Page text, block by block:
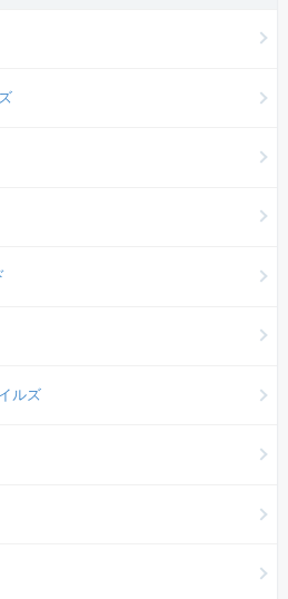
ルズ